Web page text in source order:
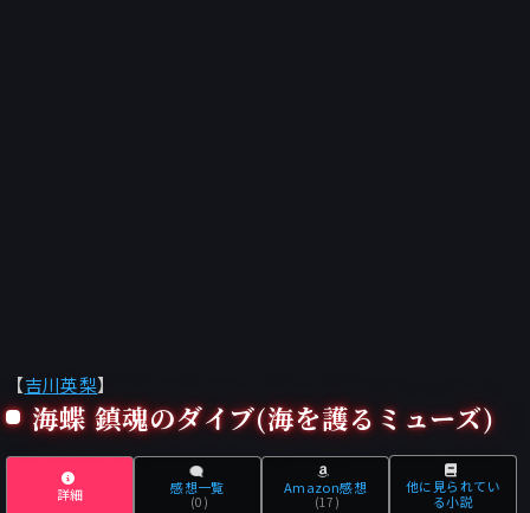
【吉川英梨】
海蝶 鎮魂のダイブ(海を護るミューズ)
詳細 感想一覧
(0)
Amazon感想
(17)
他に見られてい
る小説